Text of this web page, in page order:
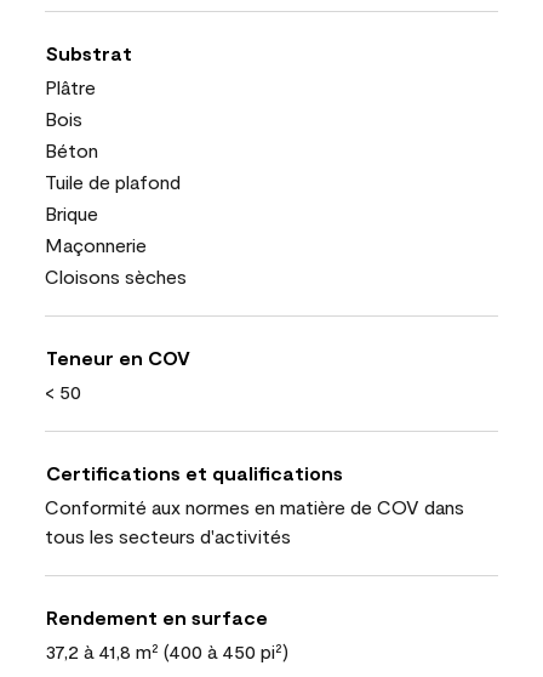
Substrat
Plâtre
Bois
Béton
Tuile de plafond
Brique
Maçonnerie
Cloisons sèches
Teneur en COV
< 50
Certifications et qualifications
Conformité aux normes en matière de COV dans
tous les secteurs d'activités
Rendement en surface
37,2 à 41,8 m² (400 à 450 pi²)